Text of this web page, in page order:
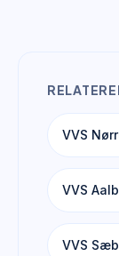
VVS
VVS
VVS